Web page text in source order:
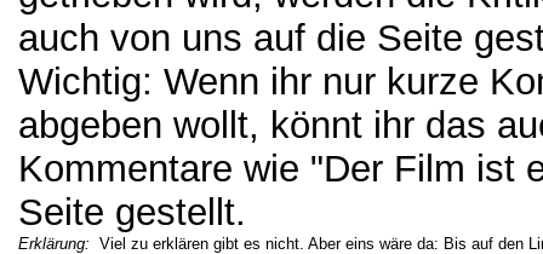
auch von uns auf die Seite
Wichtig: Wenn ihr nur kurze
abgeben wollt, könnt ihr das
Kommentare wie "Der Film ist
Seite gestellt.
Erklärung: Viel zu erklären gibt es nicht. Aber eins wäre da: Bis auf den